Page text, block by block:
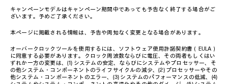
キャンペーンモデルはキャンペーン期間中であっても予告なく終了する場合がご
ざいます。予めご了承ください。
本ページに掲載される情報は、予告や周知なく変更となる場合があります。
オーバークロックツールを使用するには、ソフトウェア使用許諾契約書（EULA）
に同意する必要があります。クロック周波数ならびに電圧、その両者もしくはい
ずれか一方の変更は、(1) システムの安定、ならびにシステムやプロセッサー、そ
の他システム・コンポーネントのライフサイクルの減少、(2) プロセッサーやその
他システム・コンポーネントのエラー、(3) システムのパフォーマンスの低減、(4)